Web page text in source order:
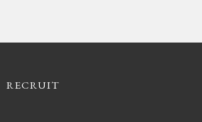
RECRUIT